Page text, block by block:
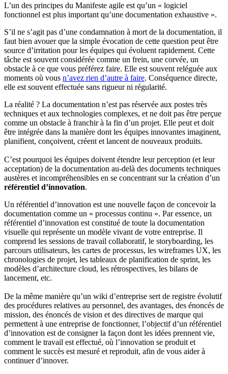
L’un des principes du Manifeste agile est qu’un « logiciel
fonctionnel est plus important qu’une documentation exhaustive ».
S’il ne s’agit pas d’une condamnation à mort de la documentation, il
faut bien avouer que la simple évocation de cette question peut être
source d’irritation pour les équipes qui évoluent rapidement. Cette
tâche est souvent considérée comme un frein, une corvée, un
obstacle à ce que vous préférez faire. Elle est souvent reléguée aux
moments où vous n’avez rien d’autre à faire. Conséquence directe,
elle est souvent effectuée sans rigueur ni régularité.
La réalité ? La documentation n’est pas réservée aux postes très
techniques et aux technologies complexes, et ne doit pas être perçue
comme un obstacle à franchir à la fin d’un projet. Elle peut et doit
être intégrée dans la manière dont les équipes innovantes imaginent,
planifient, conçoivent, créent et lancent de nouveaux produits.
C’est pourquoi les équipes doivent étendre leur perception (et leur
acceptation) de la documentation au-delà des documents techniques
austères et incompréhensibles en se concentrant sur la création d’un
référentiel d’innovation.
Un référentiel d’innovation est une nouvelle façon de concevoir la
documentation comme un « processus continu ». Par essence, un
référentiel d’innovation est constitué de toute la documentation
visuelle qui représente un modèle vivant de votre entreprise. Il
comprend les sessions de travail collaboratif, le storyboarding, les
parcours utilisateurs, les cartes de processus, les wireframes UX, les
chronologies de projet, les tableaux de planification de sprint, les
modèles d’architecture cloud, les rétrospectives, les bilans de
lancement, etc.
De la même manière qu’un wiki d’entreprise sert de registre évolutif
des procédures relatives au personnel, des avantages, des énoncés de
mission, des énoncés de vision et des directives de marque qui
permettent à une entreprise de fonctionner, l’objectif d’un référentiel
d’innovation est de consigner la façon dont les idées prennent vie,
comment le travail est effectué, où l’innovation se produit et
comment le succès est mesuré et reproduit, afin de vous aider à
continuer d’innover.